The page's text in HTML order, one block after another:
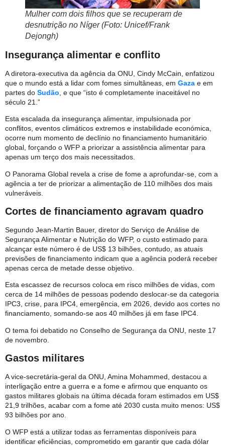
Mulher com dois filhos que se recuperam de
desnutrição no Níger (Foto: Unicef/Frank
Dejongh)
Insegurança alimentar e conflito
A diretora-executiva da agência da ONU, Cindy McCain, enfatizou
que o mundo está a lidar com fomes simultâneas, em Gaza e em
partes do Sudão , e que “isto é completamente inaceitável no
século 21.”
Esta escalada da insegurança alimentar, impulsionada por
conflitos, eventos climáticos extremos e instabilidade económica,
ocorre num momento de declínio no financiamento humanitário
global, forçando o WFP a priorizar a assistência alimentar para
apenas um terço dos mais necessitados.
O Panorama Global revela a crise de fome a aprofundar-se, com a
agência a ter de priorizar a alimentação de 110 milhões dos mais
vulneráveis.
Cortes de financiamento agravam quadro
Segundo Jean-Martin Bauer, diretor do Serviço de Análise de
Segurança Alimentar e Nutrição do WFP, o custo estimado para
alcançar este número é de US$ 13 bilhões, contudo, as atuais
previsões de financiamento indicam que a agência poderá receber
apenas cerca de metade desse objetivo.
Esta escassez de recursos coloca em risco milhões de vidas, com
cerca de 14 milhões de pessoas podendo deslocar-se da categoria
IPC3, crise, para IPC4, emergência, em 2026, devido aos cortes no
financiamento, somando-se aos 40 milhões já em fase IPC4.
O tema foi debatido no Conselho de Segurança da ONU, neste 17
de novembro.
Gastos militares
A vice-secretária-geral da ONU, Amina Mohammed, destacou a
interligação entre a guerra e a fome e afirmou que enquanto os
gastos militares globais na última década foram estimados em US$
21,9 trilhões, acabar com a fome até 2030 custa muito menos: US$
93 bilhões por ano.
O WFP está a utilizar todas as ferramentas disponíveis para
identificar eficiências, comprometido em garantir que cada dólar